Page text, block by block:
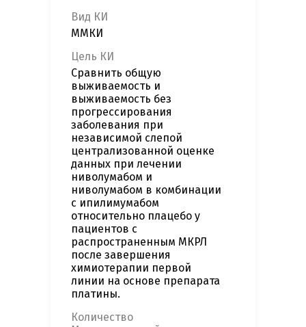
Вид КИ
ММКИ
Цель КИ
Сравнить общую
выживаемость и
выживаемость без
прогрессирования
заболевания при
независимой слепой
централизованной оценке
данных при лечении
ниволумабом и
ниволумабом в комбинации
с ипилимумабом
относительно плацебо у
пациентов с
распространенным МКРЛ
после завершения
химиотерапии первой
линии на основе препарата
платины.
Количество